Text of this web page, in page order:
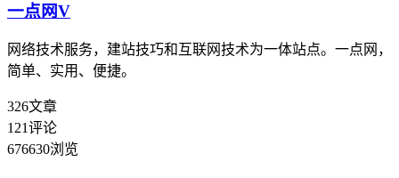
一点网V
网络技术服务，建站技巧和互联网技术为一体站点。一点网，
简单、实用、便捷。
326文章
121评论
676630浏览